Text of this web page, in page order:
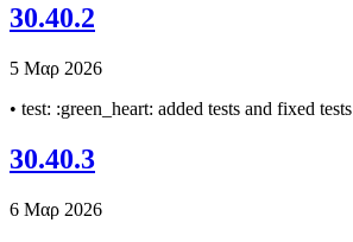
30.40.2
5 Μαρ 2026
• test: :green_heart: added tests and fixed tests
30.40.3
6 Μαρ 2026